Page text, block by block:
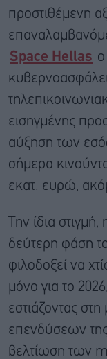
προστιθέμενη
Space Hellas ο
εισηγμένης
αύξηση των
σήμερα
εκατ. ευρώ,
Την ίδια
δεύτερη φάση
φιλοδοξεί να
μόνο για το
εστιάζοντας
επενδύσεων
βελτίωση των